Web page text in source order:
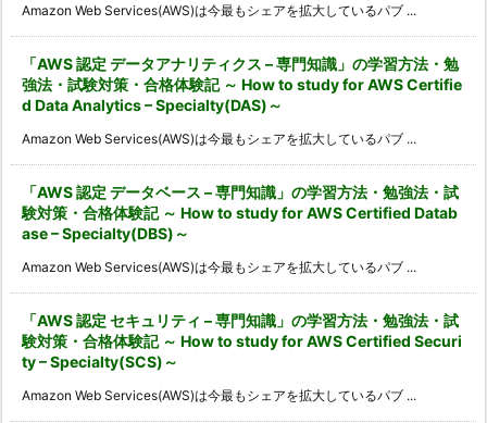
Amazon Web Services(AWS)は今最もシェアを拡大しているパブ ...
「AWS 認定 データアナリティクス – 専門知識」の学習方法・勉
強法・試験対策・合格体験記 ～ How to study for AWS Certifie
d Data Analytics – Specialty(DAS)～
Amazon Web Services(AWS)は今最もシェアを拡大しているパブ ...
「AWS 認定 データベース – 専門知識」の学習方法・勉強法・試
験対策・合格体験記 ～ How to study for AWS Certified Datab
ase – Specialty(DBS)～
Amazon Web Services(AWS)は今最もシェアを拡大しているパブ ...
「AWS 認定 セキュリティ – 専門知識」の学習方法・勉強法・試
験対策・合格体験記 ～ How to study for AWS Certified Securi
ty – Specialty(SCS)～
Amazon Web Services(AWS)は今最もシェアを拡大しているパブ ...